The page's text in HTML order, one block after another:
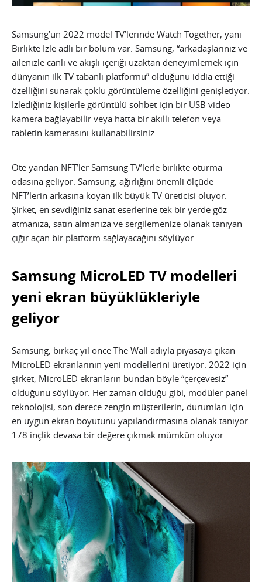
Samsung’un 2022 model TV’lerinde Watch Together, yani
Birlikte İzle adlı bir bölüm var. Samsung, “arkadaşlarınız ve
ailenizle canlı ve akışlı içeriği uzaktan deneyimlemek için
dünyanın ilk TV tabanlı platformu” olduğunu iddia ettiği
özelliğini sunarak çoklu görüntüleme özelliğini genişletiyor.
İzlediğiniz kişilerle görüntülü sohbet için bir USB video
kamera bağlayabilir veya hatta bir akıllı telefon veya
tabletin kamerasını kullanabilirsiniz.
Öte yandan NFT’ler Samsung TV’lerle birlikte oturma
odasına geliyor. Samsung, ağırlığını önemli ölçüde
NFT’lerin arkasına koyan ilk büyük TV üreticisi oluyor.
Şirket, en sevdiğiniz sanat eserlerine tek bir yerde göz
atmanıza, satın almanıza ve sergilemenize olanak tanıyan
çığır açan bir platform sağlayacağını söylüyor.
Samsung MicroLED TV modelleri
yeni ekran büyüklükleriyle
geliyor
Samsung, birkaç yıl önce The Wall adıyla piyasaya çıkan
MicroLED ekranlarının yeni modellerini üretiyor. 2022 için
şirket, MicroLED ekranların bundan böyle “çerçevesiz”
olduğunu söylüyor. Her zaman olduğu gibi, modüler panel
teknolojisi, son derece zengin müşterilerin, durumları için
en uygun ekran boyutunu yapılandırmasına olanak tanıyor.
178 inçlik devasa bir değere çıkmak mümkün oluyor.